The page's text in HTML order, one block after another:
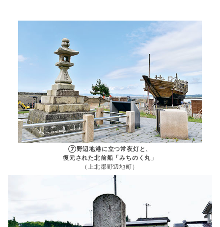
⑦野辺地港に立つ常夜灯と、
復元された北前船「みちのく丸」
（上北郡野辺地町）